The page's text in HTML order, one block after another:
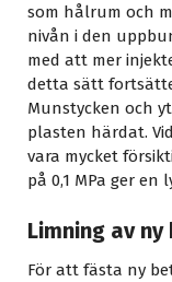
som hålrum och
nivån i den
med att mer
detta sätt
Munstycken och
plasten härdat.
vara mycket
på 0,1 MPa ger
Limning av
För att fästa ny